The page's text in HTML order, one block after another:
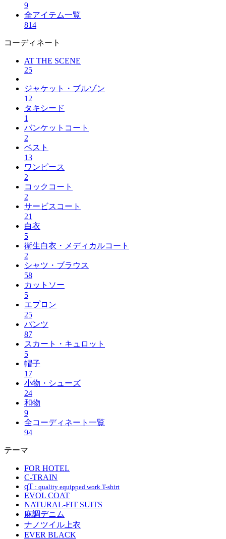
9
全アイテム一覧
814
コーディネート
AT THE SCENE
25
ジャケット・ブルゾン
12
タキシード
1
バンケットコート
2
ベスト
13
ワンピース
2
コックコート
2
サービスコート
21
白衣
5
衛生白衣・メディカルコート
2
シャツ・ブラウス
58
カットソー
5
エプロン
25
パンツ
87
スカート・キュロット
5
帽子
17
小物・シューズ
24
和物
9
全コーディネート一覧
94
テーマ
FOR HOTEL
C-TRAIN
qT : quality equipped work T-shirt
EVOL COAT
NATURAL-FIT SUITS
麻調デニム
ナノツイル上衣
EVER BLACK